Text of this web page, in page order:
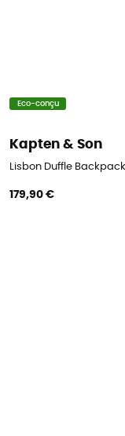
Eco-conçu
Kapten & Son
Lisbon Duffle
179,90 €